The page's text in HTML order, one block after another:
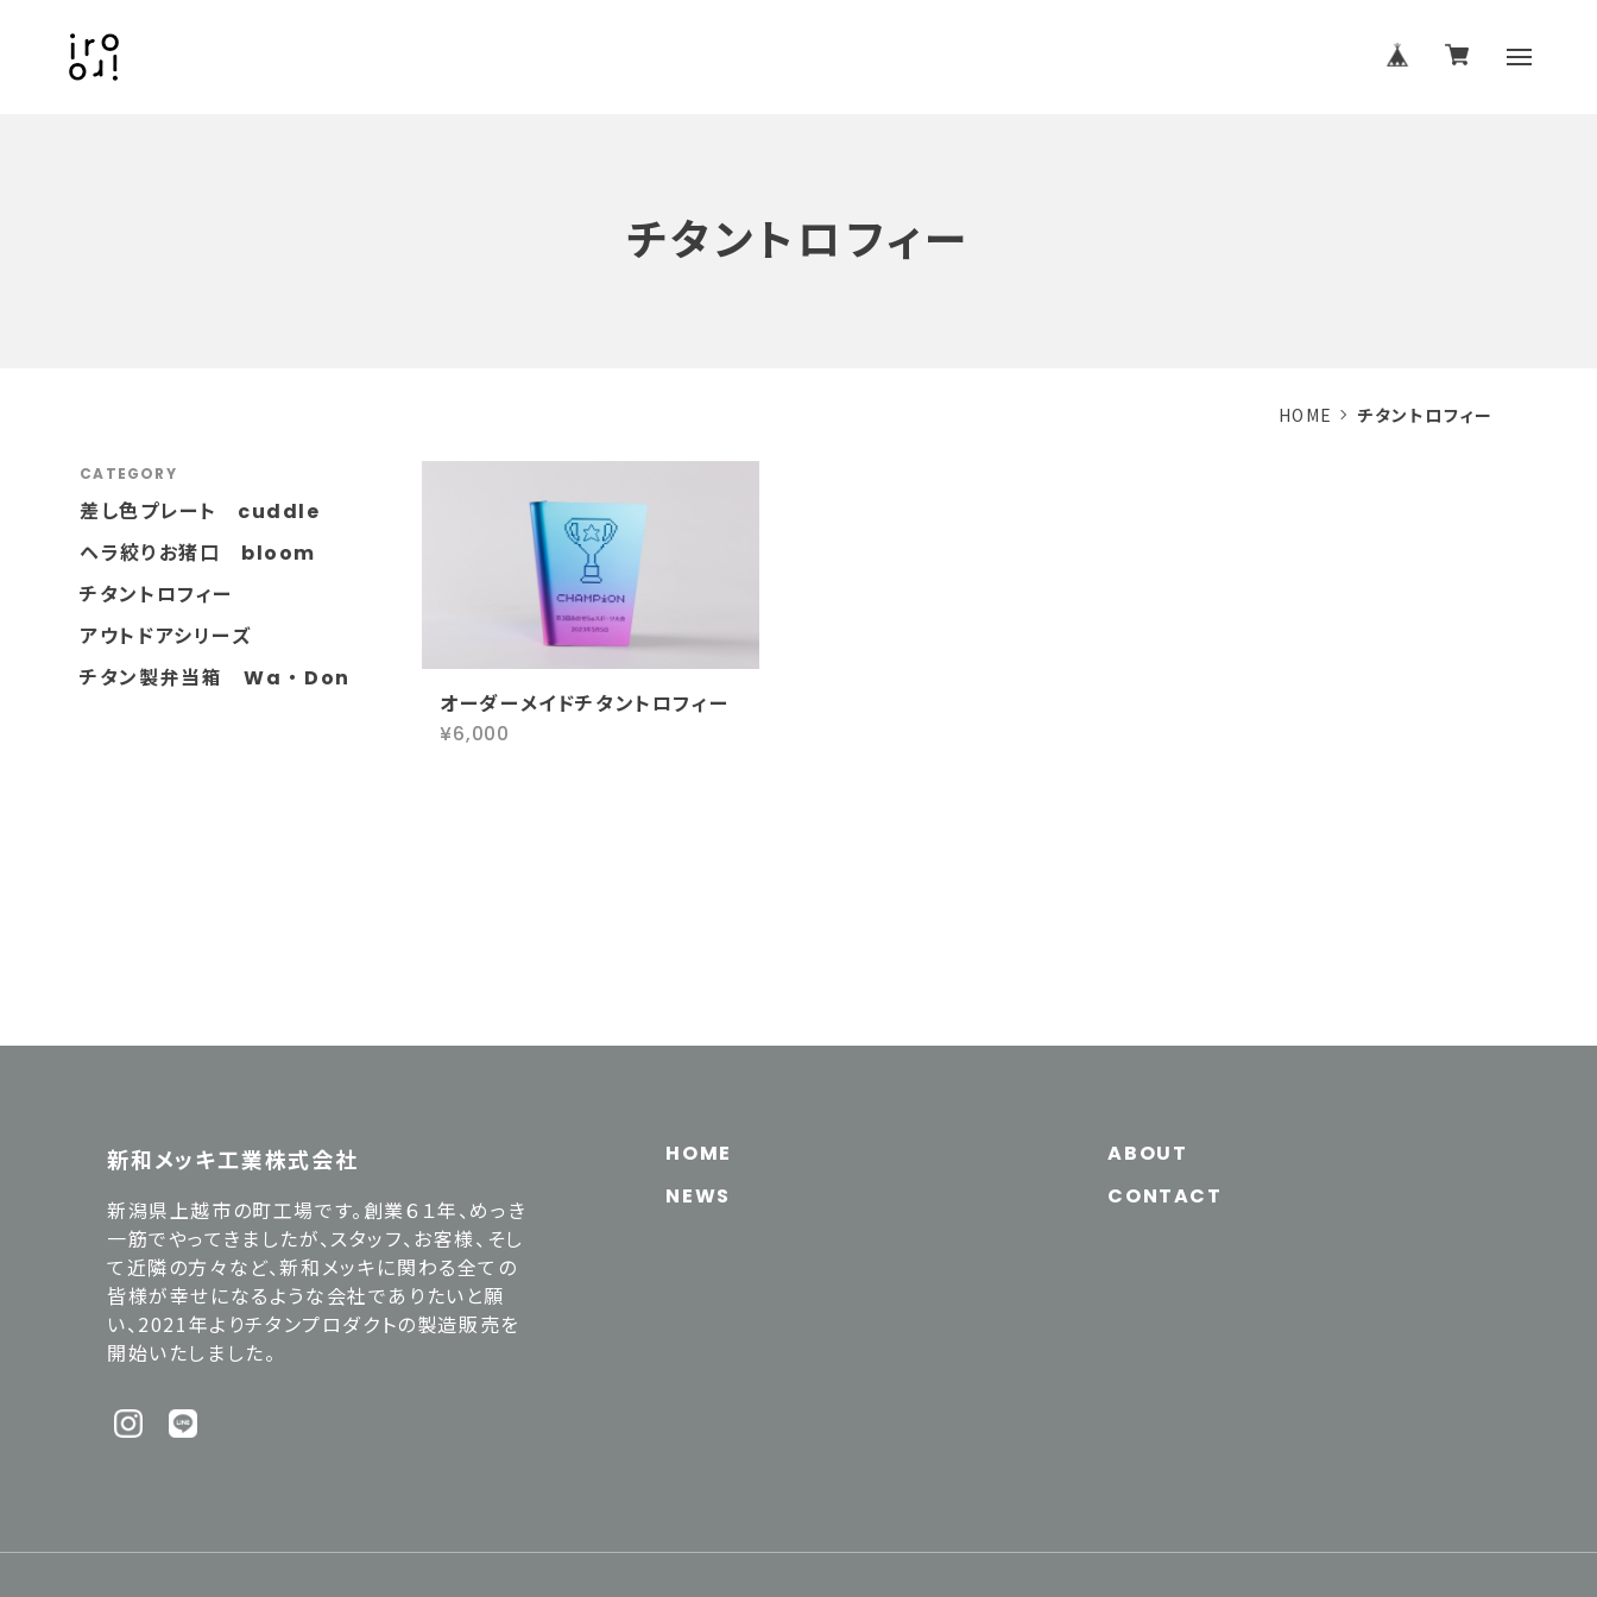
チタントロフィー
HOME チタントロフィー
オーダーメイドチタントロフィー
¥6,000
CATEGORY
差し色プレート cuddle
ヘラ絞りお猪口 bloom
チタントロフィー
アウトドアシリーズ
チタン製弁当箱 Wa ・ Don
新和メッキ工業株式会社
新潟県上越市の町工場です。創業６１年、めっき
一筋でやってきましたが、スタッフ、お客様、そし
て近隣の方々など、新和メッキに関わる全ての
皆様が幸せになるような会社でありたいと願
い、2021年よりチタンプロダクトの製造販売を
開始いたしました。
HOME
ABOUT
NEWS
CONTACT